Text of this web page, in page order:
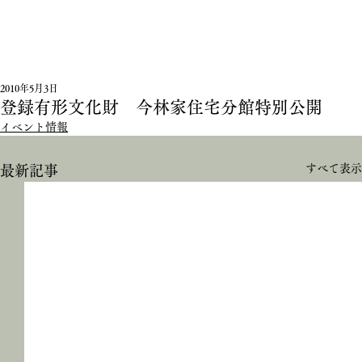
登録有形文化財 今林家住宅分館特別公開
2010年5月3日
イベント情報
最新記事 すべて表示